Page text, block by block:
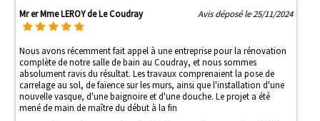
Mr er Mme LEROY de Le Coudray
Avis déposé le 25/11/2024
Nous avons récemment fait appel à une entreprise pour la rénovation
complète de notre salle de bain au Coudray, et nous sommes
absolument ravis du résultat. Les travaux comprenaient la pose de
carrelage au sol, de faïence sur les murs, ainsi que l'installation d'une
nouvelle vasque, d'une baignoire et d'une douche. Le projet a été
mené de main de maître du début à la fin